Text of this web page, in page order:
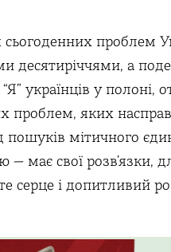
сьогоденних проблем
десятиріччями, а
“Я” українців у
проблем, яких
пошуків мітичного
— має свої розвʼязки,
серце і допитливий